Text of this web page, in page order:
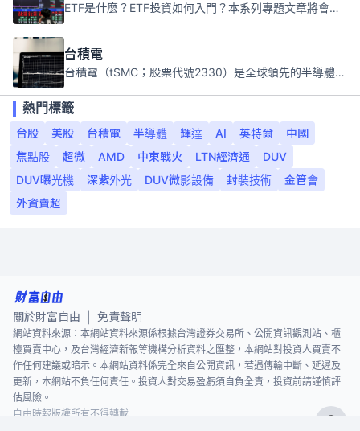
ETF是什麼？ETF投資如何入門？本系列專題文章將會告訴你新手必須知道的ETF基礎知識。
台積電
台積電（tSMC；股票代號2330）是全球領先的半導體代工公司，成立於1987年，總部位於台灣新竹。且已於美國、日本、德國及中國設廠，台積電是全球首家專業積體電路製造服務公司，也是全球最先進和最大規模的半導體代工廠。
熱門標籤
台股
美股 台積電 半導體 輝達 AI 英特爾
中國
焦點股
超微 AMD 中東戰火 LTN經濟通
DUV
DUV曝光機
深紫外光 DUV微影設備 封裝技術
金管會
外資賣超
關於財富自由 免責聲明
網站資料來源：本網站資料來源係根據台灣證券交易所、公開資訊觀測站、櫃
檯買賣中心，及台灣經濟新報等機構分析資料之匯整，本網站對投資人買賣不
作任何建議或暗示。本網站資料係完全來自公開資訊，若遇傳輸中斷、延遲及
更新，本網站不負任何責任。投資人對交易盈虧須自負全責，投資前請謹慎評
估風險。
自由時報版權所有不得轉載